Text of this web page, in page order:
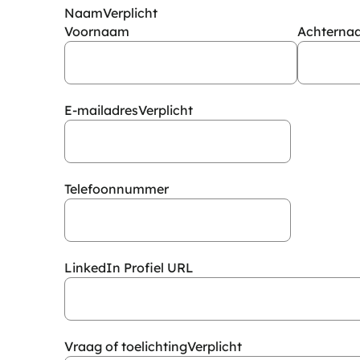
NaamVerplicht
Voornaam
E-mailadresVerplicht
Telefoonnummer
LinkedIn Profiel URL
Vraag of toelichtingVerplicht